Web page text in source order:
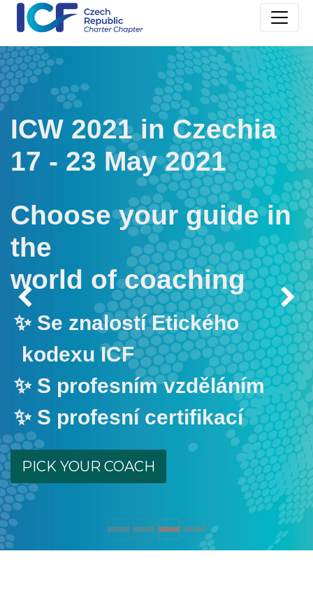
ICW 2021 in Czechia
17 - 23 May 2021
Choose your guide in
the
world of coaching
Se znalostí Etického
kodexu ICF
S profesním vzděláním
S profesní certifikací
PICK YOUR COACH
Previous